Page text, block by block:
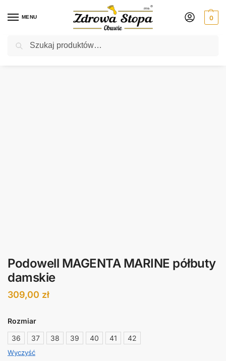
MENU 0
Rabat ⚡ 5% kod: ZDROWASTOPA (na obuwie poza promocją)
Podowell MAGENTA MARINE półbuty
damskie
309,00 zł
Rozmiar
36
37 38 39 40 41 42
Wyczyść